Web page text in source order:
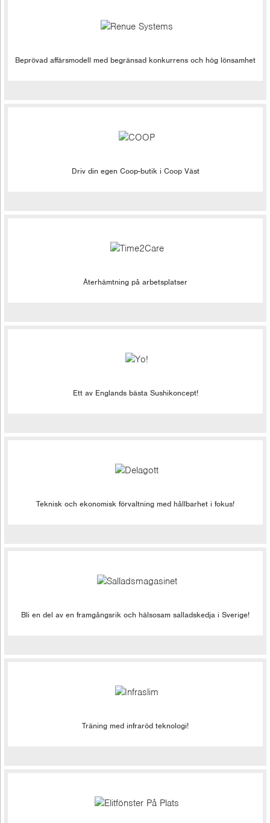
Beprövad affärsmodell med begränsad konkurrens och hög lönsamhet
Driv din egen Coop-butik i Coop Väst
Återhämtning på arbetsplatser
Ett av Englands bästa Sushikoncept!
Teknisk och ekonomisk förvaltning med hållbarhet i fokus!
Bli en del av en framgångsrik och hälsosam salladskedja i Sverige!
Träning med infraröd teknologi!